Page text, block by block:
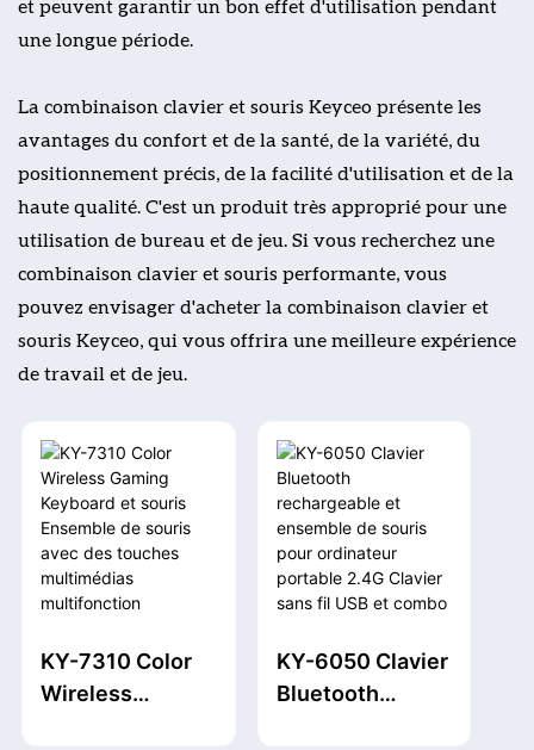
et peuvent garantir un bon effet d'utilisation pendant
une longue période.
La combinaison clavier et souris Keyceo présente les
avantages du confort et de la santé, de la variété, du
positionnement précis, de la facilité d'utilisation et de la
haute qualité. C'est un produit très approprié pour une
utilisation de bureau et de jeu. Si vous recherchez une
combinaison clavier et souris performante, vous
pouvez envisager d'acheter la combinaison clavier et
souris Keyceo, qui vous offrira une meilleure expérience
de travail et de jeu.
KY-7310 Color
Wireless
KY-6050 Clavier
Bluetooth